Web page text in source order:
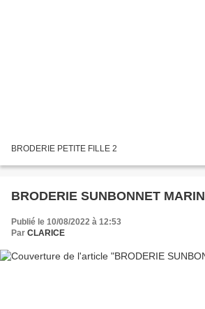
BRODERIE PETITE FILLE 2
BRODERIE SUNBONNET MARIN
Publié le 10/08/2022 à 12:53
Par CLARICE